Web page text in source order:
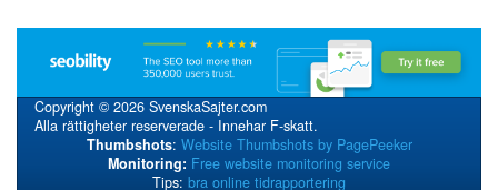
Copyright © 2026 SvenskaSajter.com
Alla rättigheter reserverade - Innehar F-skatt.
Thumbshots: Website Thumbshots by PagePeeker
Monitoring: Free website monitoring service
Tips: bra online tidrapportering